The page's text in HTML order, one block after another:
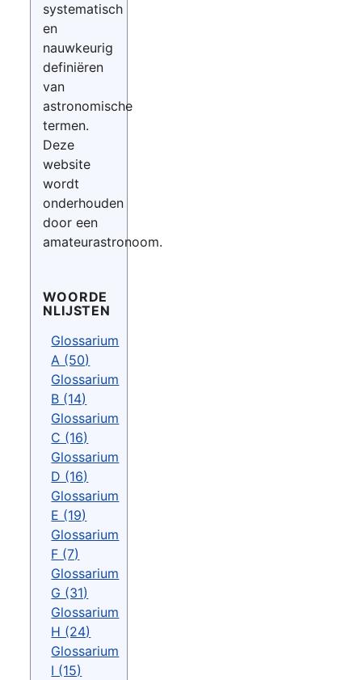
systematisch
en
nauwkeurig
definiëren
van
astronomische
termen.
Deze
website
wordt
onderhouden
door een
amateurastronoom.
WOORDE
NLIJSTEN
Glossarium
A (50)
Glossarium
B (14)
Glossarium
C (16)
Glossarium
D (16)
Glossarium
E (19)
Glossarium
F (7)
Glossarium
G (31)
Glossarium
H (24)
Glossarium
I (15)